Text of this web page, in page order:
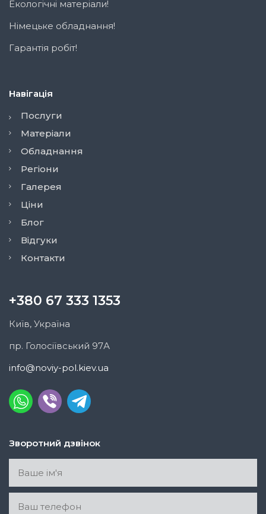
Екологічні матеріали!
Німецьке обладнання!
Гарантія робіт!
Навігація
Послуги
Матеріали
Обладнання
Регіони
Галерея
Ціни
Блог
Відгуки
Контакти
+380 67 333 1353
Київ, Україна
пр. Голосіївський 97А
info@noviy-pol.kiev.ua
Зворотний дзвінок